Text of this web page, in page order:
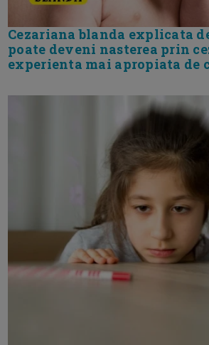
Cezariana blanda explicata
poate deveni nasterea prin
experienta mai apropiata de